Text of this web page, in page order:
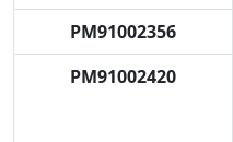
PM91002356
PM91002420